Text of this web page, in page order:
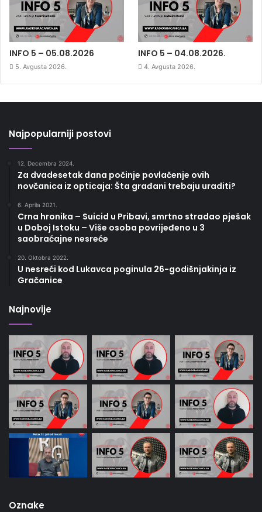
INFO 5 – 05.08.2026
5. Avgusta 2026.
INFO 5 – 04.08.2026.
4. Avgusta 2026.
Najpopularniji postovi
12. Decembra 2024.
Za dvadesetak dana počinje povlačenje ovih
novčanica iz opticaja: Šta građani trebaju uraditi?
6. Aprila 2021.
Crna hronika – Suicid u Pribavi, smrtno stradao pješak
u Doboj Istoku – Više osoba povrijeđeno u 3
saobraćajne nesreće
20. Oktobra 2022.
U nesreći kod Lukavca poginula 26-godišnjakinja iz
Gračanice
Najnovije
Oznake